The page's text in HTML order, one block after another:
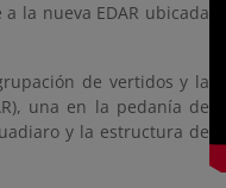
la nueva EDAR ubicada
de vertidos y la
una en la pedanía de
y la estructura de